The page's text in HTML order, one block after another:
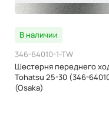
В наличии
346-64010-1-TW
Шестерня переднего
Tohatsu 25-30 (346-
(Osaka)